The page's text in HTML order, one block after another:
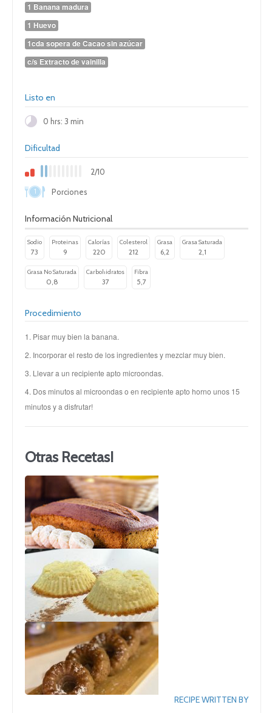
1 Banana madura
1 Huevo
1cda sopera de Cacao sin azúcar
c/s Extracto de vainilla
Listo en
0 hrs: 3 min
Dificultad
2/10
1 Porciones
Información Nutricional
Sodio
73
Proteinas
9
Calorías
220
Colesterol
212
Grasa
6,2
Grasa Saturada
2,1
Grasa No Saturada
0,8
Carbohidratos
37
Fibra
5,7
Procedimiento
1. Pisar muy bien la banana.
2. Incorporar el resto de los ingredientes y mezclar muy bien.
3. Llevar a un recipiente apto microondas.
4. Dos minutos al microondas o en recipiente apto horno unos 15
minutos y a disfrutar!
Otras Recetas!
RECIPE WRITTEN BY